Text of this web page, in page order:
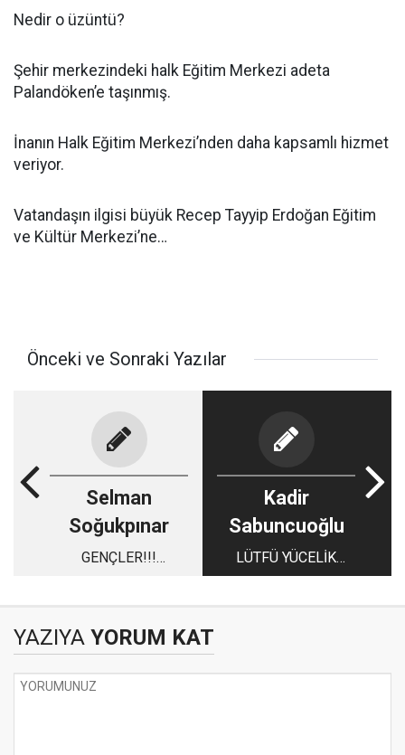
Nedir o üzüntü?
Şehir merkezindeki halk Eğitim Merkezi adeta
Palandöken’e taşınmış.
İnanın Halk Eğitim Merkezi’nden daha kapsamlı hizmet
veriyor.
Vatandaşın ilgisi büyük Recep Tayyip Erdoğan Eğitim
ve Kültür Merkezi’ne…
Önceki ve Sonraki Yazılar
Selman
Soğukpınar
GENÇLER!!!
Kadir
Sabuncuoğlu
LÜTFÜ YÜCELİK
ORMAN KURUYOR
YAZIYA YORUM KAT